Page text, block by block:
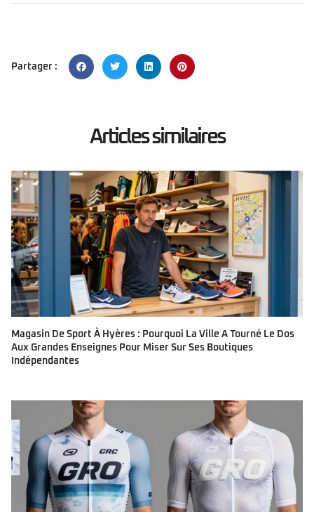
Partager :
Articles similaires
Magasin De Sport À Hyères : Pourquoi La Ville A Tourné Le Dos
Aux Grandes Enseignes Pour Miser Sur Ses Boutiques
Indépendantes